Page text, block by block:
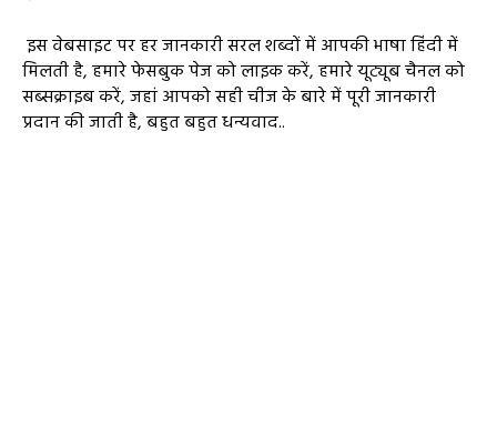
इस वेबसाइट पर हर जानकारी सरल शब्दों में आपकी भाषा हिंदी में
मिलती है, हमारे फेसबुक पेज को लाइक करें, हमारे यूट्यूब चैनल को
सब्सक्राइब करें, जहां आपको सही चीज के बारे में पूरी जानकारी
प्रदान की जाती है, बहुत बहुत धन्यवाद..